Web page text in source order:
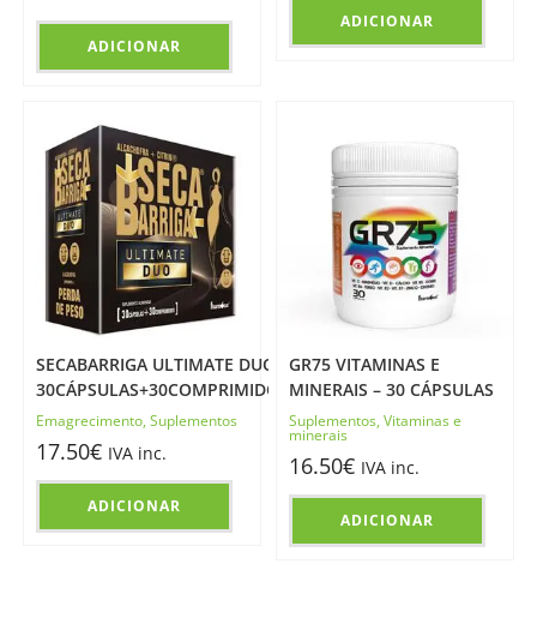
ADICIONAR
ADICIONAR
SECABARRIGA ULTIMATE DUO –
30CÁPSULAS+30COMPRIMIDOS
Emagrecimento, Suplementos
17.50€ IVA inc.
ADICIONAR
GR75 VITAMINAS E
MINERAIS – 30 CÁPSULAS
Suplementos,Vitaminas e
minerais
16.50€ IVA inc.
ADICIONAR